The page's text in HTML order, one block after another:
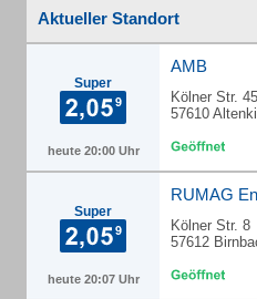
Aktueller Standort
Super
heute 20:00 Uhr
AMB
Kölner Str. 45
57610
Super
heute 20:07 Uhr
RUMAG
Kölner Str. 8
57612